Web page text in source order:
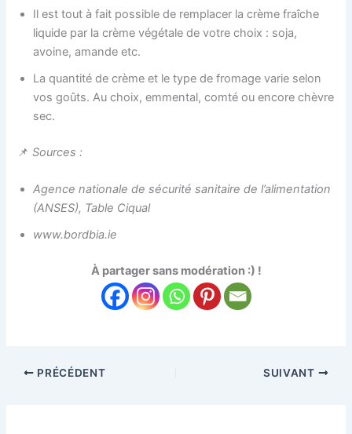
Il est tout à fait possible de remplacer la crème fraîche
liquide par la crème végétale de votre choix : soja,
avoine, amande etc.
La quantité de crème et le type de fromage varie selon
vos goûts. Au choix, emmental, comté ou encore chèvre
sec.
📌Sources :
Agence nationale de sécurité sanitaire de l’alimentation
(ANSES), Table Ciqual
www.bordbia.ie
À partager sans modération :) !
PRÉCÉDENT SUIVANT